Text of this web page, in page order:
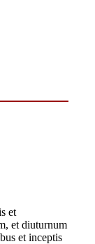
et
et diuturnum
et inceptis